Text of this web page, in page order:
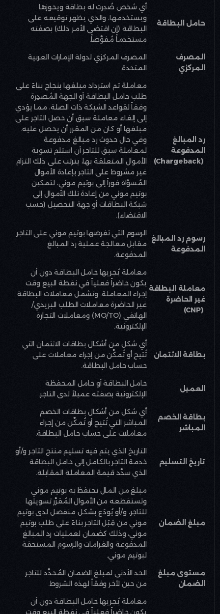
حامل البطاقة
أي شخص صُدِرت له بطاقة ويحوزها
ويستخدمها، والذي يظهر توقيعه على
البطاقة (إن اقتضى الأمر ذلك) بصفته
مستخدماً مُفوَّضاً.
المصرف
المركزي
المصرف المركزي لدولة الإمارات العربية
المتحدة.
رد المبالغ
المدفوعة
(Chargeback)
معاملة تم استرداد مبلغها بنجاح بناءً على
طلب حامل البطاقة أو الجهة المُصدِرة
وفقاً لقواعد الشبكة ذات الصلة، مما يؤدي
إلى إلغاء معاملة سبق أن حصل التاجر على
مبلغها أو كان من المقرر أن يحصل عليه.
وفي حال حدوث رد مبالغ مدفوعة
لمعاملة سبق للتاجر أن استلم تسوية
الأموال المتعلقة بها، يترتب على ذلك التزام
غير مشروط على التاجر بإعادة الأموال
المُسوَّاة فوراً إلى بوتيم موني، لتمكين
بوتيم موني من إعادة تلك الأموال إلى
شبكة البطاقات أو جهة التحصيل (حسب
الاقتضاء).
رسوم رد المبالغ
المدفوعة
الرسوم التي تفرضها بوتيم موني على التاجر
مقابل معالجة عملية رد المبالغ
المدفوعة.
معاملة البطاقة
غير الحاضرة
(CNP)
معاملة يُجريها حامل البطاقة دون أن
يكون حاضراً فعلياً في نقطة البيع وقت
إجراء المعاملة. وتشمل معاملات البطاقة
غير الحاضرة معاملات الطلب البريدي/
الهاتفي (MO/TO) ومعاملات التجارة
الإلكترونية.
بطاقة الائتمان
أي شكل من أشكال بطاقات الائتمان التي
تُتيح أو تُمكِّن من إجراء معاملات على
حساب حامل البطاقة.
العميل
حامل البطاقة أو حامل المحفظة
الإلكترونية بصفته عميلاً لدى التاجر.
بطاقة الخصم
المباشر
أي شكل من أشكال بطاقات الخصم
المباشر التي تُتيح أو تُمكِّن من إجراء
معاملات على حساب حامل البطاقة.
تاريخ التسليم
التاريخ الذي يتم فيه تسليم منتج التاجر و/أو
خدمة التاجر بالكامل إلى حامل البطاقة
الذي سدَّد قيمة المعاملة المقابلة.
مبلغ الضمان
مبلغ من المال تحتفظ به بوتيم موني
وتستقطعه من الأموال المُقرَّر تسويتها
للتاجر، و/أو يُودَع بشكل منفصل لدى بوتيم
موني من قِبَل التاجر بناءً على طلب بوتيم
موني، وذلك كضمان لعمليات رد المبالغ
المدفوعة والغرامات والرسوم المستحقة
لبوتيم موني.
مستوى مبلغ
الضمان
الحد الأدنى لمبلغ الضمان المُحدَّد للتاجر
من حين لآخر وفقاً لهذه الشروط.
معاملة يُجريها حامل البطاقة دون أن
يكون حاضراً فعلياً في نقطة البيع وقت